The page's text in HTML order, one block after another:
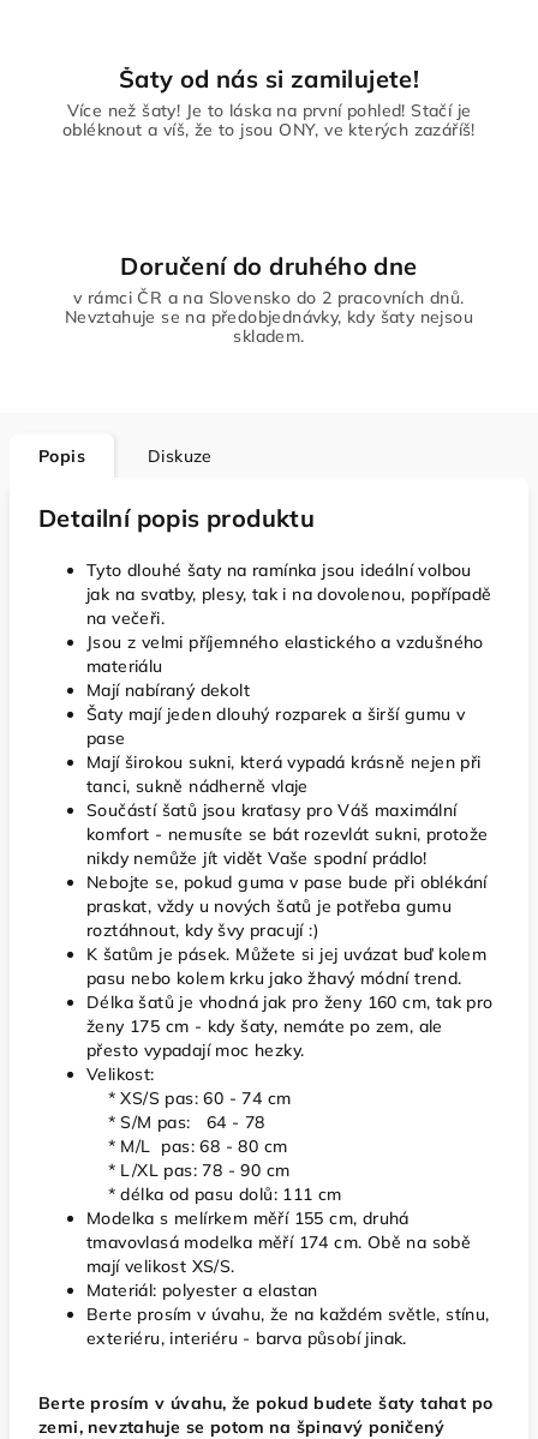
Šaty od nás si zamilujete!
Více než šaty! Je to láska na první pohled! Stačí je
obléknout a víš, že to jsou ONY, ve kterých zazáříš!
Doručení do druhého dne
v rámci ČR a na Slovensko do 2 pracovních dnů.
Nevztahuje se na předobjednávky, kdy šaty nejsou
skladem.
Popis Diskuze
Detailní popis produktu
Tyto dlouhé šaty na ramínka jsou ideální volbou
jak na svatby, plesy, tak i na dovolenou, popřípadě
na večeři.
Jsou z velmi příjemného elastického a vzdušného
materiálu
Mají nabíraný dekolt
Šaty mají jeden dlouhý rozparek a širší gumu v
pase
Mají širokou sukni, která vypadá krásně nejen při
tanci, sukně nádherně vlaje
Součástí šatů jsou kraťasy pro Váš maximální
komfort - nemusíte se bát rozevlát sukni, protože
nikdy nemůže jít vidět Vaše spodní prádlo!
Nebojte se, pokud guma v pase bude při oblékání
praskat, vždy u nových šatů je potřeba gumu
roztáhnout, kdy švy pracují :)
K šatům je pásek. Můžete si jej uvázat buď kolem
pasu nebo kolem krku jako žhavý módní trend.
Délka šatů je vhodná jak pro ženy 160 cm, tak pro
ženy 175 cm - kdy šaty, nemáte po zem, ale
přesto vypadají moc hezky.
Velikost:
* XS/S pas: 60 - 74 cm
* S/M pas: 64 - 78
* M/L pas: 68 - 80 cm
* L/XL pas: 78 - 90 cm
* délka od pasu dolů: 111 cm
Modelka s melírkem měří 155 cm, druhá
tmavovlasá modelka měří 174 cm. Obě na sobě
mají velikost XS/S.
Materiál: polyester a elastan
Berte prosím v úvahu, že na každém světle, stínu,
exteriéru, interiéru - barva působí jinak.
Berte prosím v úvahu, že pokud budete šaty tahat po
zemi, nevztahuje se potom na špinavý poničený